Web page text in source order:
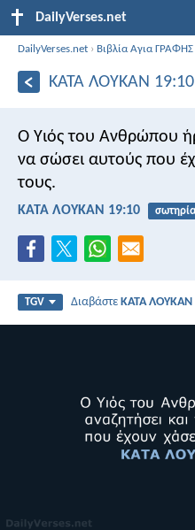
DailyVerses.net
DailyVerses.net › Βιβλία Αγια ΓΡΑΦΗΣ
ΚΑΤΑ ΛΟΥΚΑΝ 19:10
Ο Υιός του Ανθρώπου
να σώσει αυτούς που
τους.
ΚΑΤΑ ΛΟΥΚΑΝ 19:10
TGV ΔιαβάστεΚΑΤΑ ΛΟΥΚΑΝ